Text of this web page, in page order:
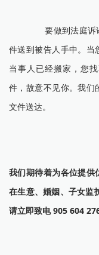
要做到法庭诉
件送到被告人手中。当
当事人已经搬家，您
件，故意不见你。我们
文件送达。
我们期待着为各位提供
在生意、婚姻、子女监
请立即致电 905 604